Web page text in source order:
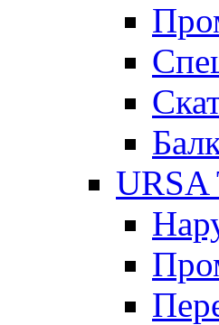
URSA